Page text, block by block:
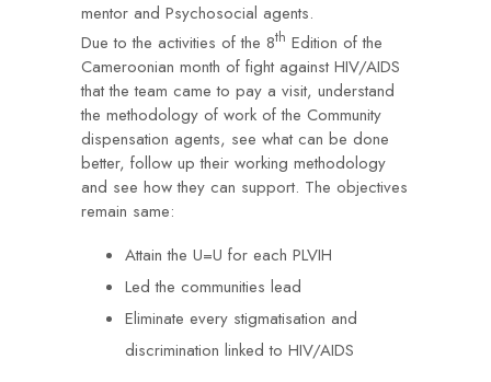
mentor and Psychosocial agents.
Due to the activities of the 8th Edition of the
Cameroonian month of fight against HIV/AIDS
that the team came to pay a visit, understand
the methodology of work of the Community
dispensation agents, see what can be done
better, follow up their working methodology
and see how they can support. The objectives
remain same:
Attain the U=U for each PLVIH
Led the communities lead
Eliminate every stigmatisation and
discrimination linked to HIV/AIDS